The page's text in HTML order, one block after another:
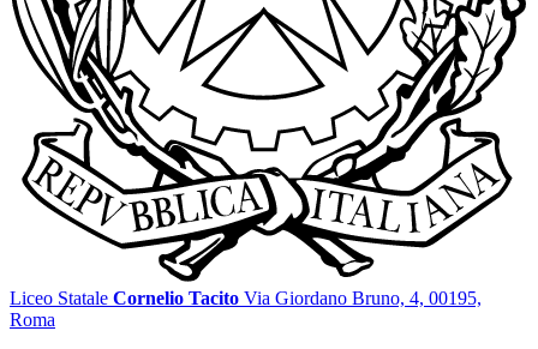
Liceo Statale Cornelio Tacito Via Giordano Bruno, 4, 00195,
Roma